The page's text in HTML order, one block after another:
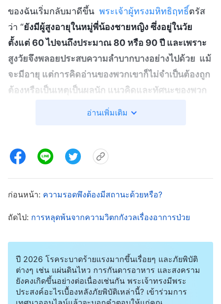
ของฉันเริ่มกลับมาดีขึ้น พระเจ้าผู้ทรงมหิทธิฤทธิ์ตรัส
ว่า “ยังมีผู้สูงอายุในหมู่พี่น้องชายหญิง ซึ่งอยู่ในวัย
ตั้งแต่ 60 ไปจนถึงประมาณ 80 หรือ 90 ปี และเพราะ
สูงวัยจึงพลอยประสบความลำบากบางอย่างไปด้วย แม้
จะมีอายุ แต่การคิดอ่านของพวกเขาก็ไม่จำเป็นต้องถูก
ต้องหรือเป็นเหตุเป็นผลนัก แนวคิดและทัศนะของพวก
เขาก็ไม่จำเป็นต้องเป็นไปตามความจริง คนสูงอายุ
ว่าจะปฏิบัติหน้าที่อะไรได้บ้าง ถ้าฉันเอาแต่ปฏิบัติหน้า
ดูแล ฉันก็ปฏิบัติหน้าที่ของตัวเองไม่ได้ แล้วฉันจะ
สามารถทำอะไรได้? ฉันแก่แล้ว เวลาอ่านพระวจนะ
เลือน ไม่เป็นเหตุเป็นผล และฉันก็ไม่มีประสบการณ์
อะไรที่ควรค่าแก่การแบ่งปัน ฉันแก่แล้ว ไม่มี
กำลังวังชามากพอ สายตาก็ไม่ดีนัก และฉันก็ไม่ได้แข็ง
อ่านเพิ่มเติม
ก่อนหน้า: ความรอดพึงต้องมีสถานะด้วยหรือ?
ถัดไป: การหลุดพ้นจากความวิตกกังวลเรื่องอาการป่วย
ปี 2026 โรคระบาดร้ายแรงมากขึ้นเรื่อยๆ และภัยพิบัติ
ต่างๆ เช่น แผ่นดินไหว การกันดารอาหาร และสงคราม
ยังคงเกิดขึ้นอย่างต่อเนื่องเช่นกัน พระเจ้าทรงมีพระ
ประสงค์อะไรเบื้องหลังภัยพิบัติเหล่านี้? เข้าร่วมการ